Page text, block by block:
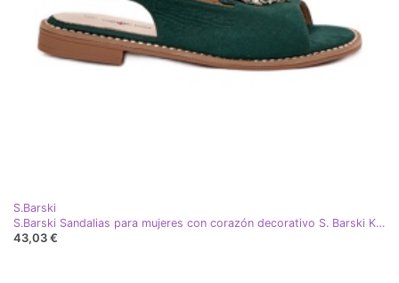
S.Barski
S.Barski Sandalias para mujeres con corazón decorativo S. Barski KV27-018 Verde
43,03 €